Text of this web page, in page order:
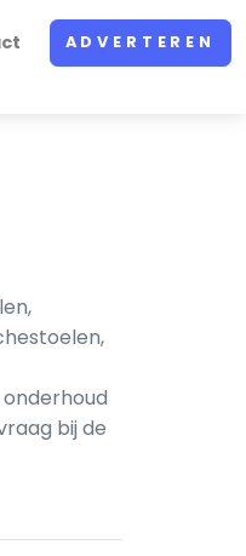
ADVERTEREN
bij de